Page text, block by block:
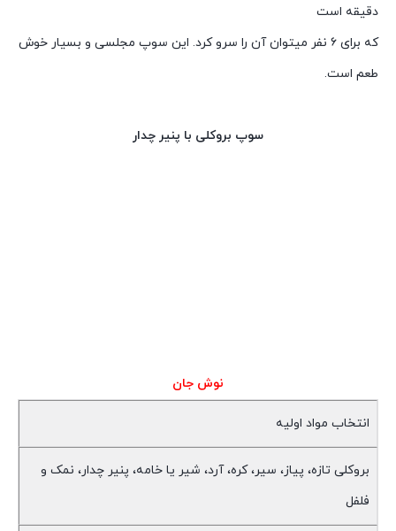
دقیقه است
که برای ۶ نفر می‮توان آن را سرو کرد. این سوپ مجلسی و بسیار خوش
طعم است.
سوپ بروکلی با پنیر چدار
نوش جان
انتخاب مواد اولیه
بروکلی تازه، پیاز، سیر، کره، آرد، شیر یا خامه، پنیر چدار، نمک و
فلفل